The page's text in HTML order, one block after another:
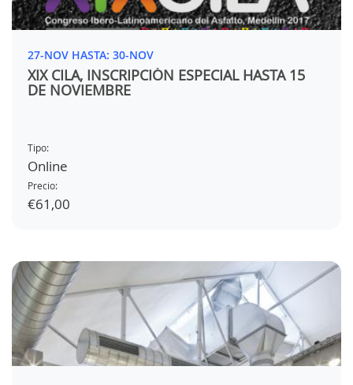
27-NOV HASTA: 30-NOV
XIX CILA, INSCRIPCIÓN ESPECIAL HASTA 15
DE NOVIEMBRE
Tipo:
Online
Precio:
€61,00